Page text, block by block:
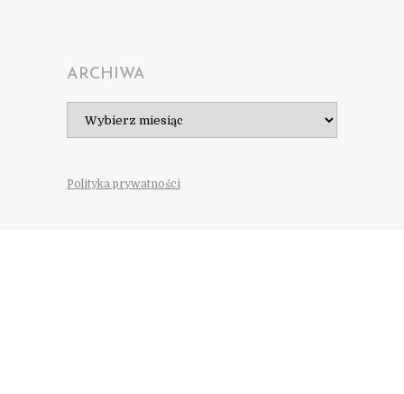
ARCHIWA
Polityka prywatności